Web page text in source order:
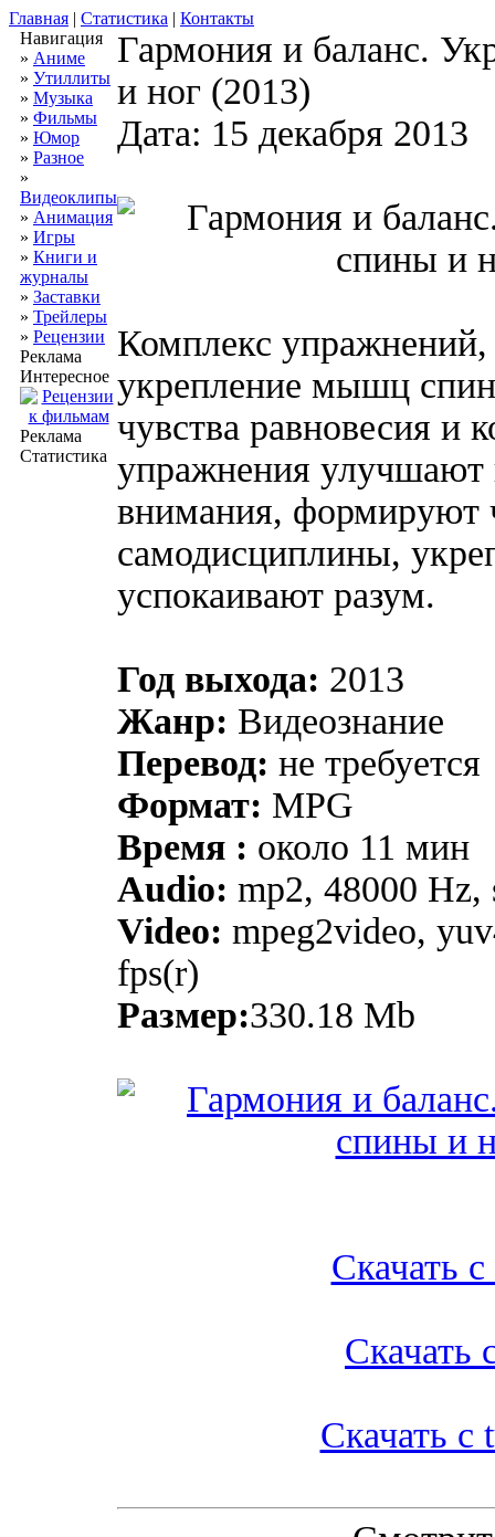
Главная | Статистика | Контакты
Навигация
» Аниме
» Утиллиты
» Музыка
» Фильмы
» Юмор
» Разное
»
Видеоклипы
» Анимация
» Игры
» Книги и
журналы
» Заставки
» Трейлеры
» Рецензии
Реклама
Интересное
Реклама
Статистика
Гармония и баланс.
и ног (2013)
Дата: 15 декабря 2013
Комплекс
укрепление мышц
чувства равновесия и
упражнения улучшают
внимания, формируют
самодисциплины,
успокаивают разум.
Год выхода: 2013
Жанр: Видеознание
Перевод: не требуется
Формат: MPG
Время : около 11 мин
Audio: mp2, 48000 Hz,
Video: mpeg2video,
fps(r)
Размер:330.18 Mb
Скачать
Скачать
Скачать с